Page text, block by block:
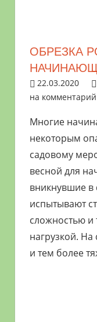
Поможем
обустройстве
дачного
участка
выращивании
богатого
урожая.
ОБРЕЗКА
22.03.2020
на комментарий
Многие
некоторым
садовому
весной для
вникнувшие в
испытывают
сложностью и
нагрузкой.
и тем более